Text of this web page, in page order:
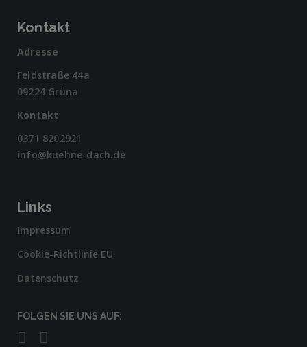
Kontakt
Adresse
Feldstraße 44a
09224 Grüna
Kontakt
0371 8202921
info@kuehne-dach.de
Links
Impressum
Cookie-Richtlinie EU
Datenschutz
FOLGEN SIE UNS AUF: